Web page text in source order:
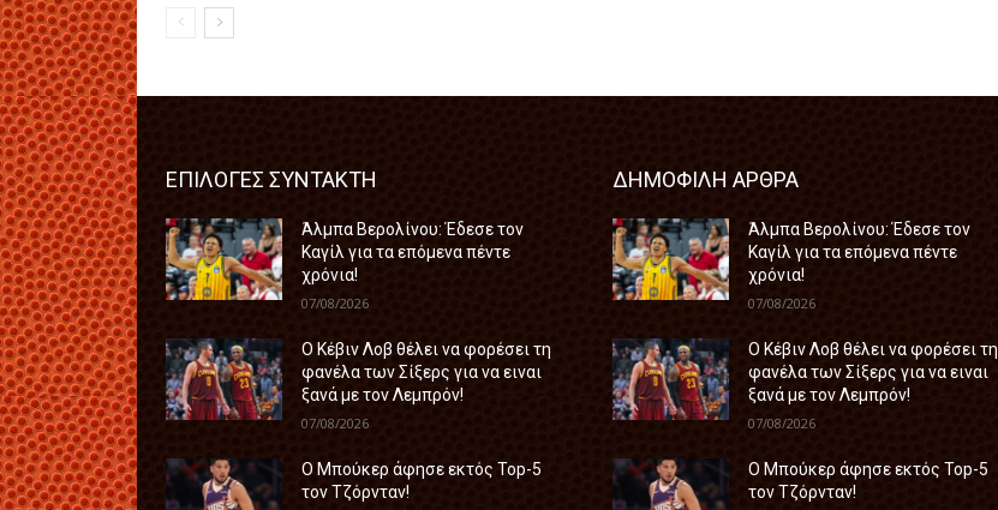
ΕΠΙΛΟΓΕΣ ΣΥΝΤΑΚΤΗ
Άλμπα Βερολίνου: Έδεσε τον
Καγίλ για τα επόμενα πέντε
χρόνια!
07/08/2026
Ο Κέβιν Λοβ θέλει να φορέσει τη
φανέλα των Σίξερς για να ειναι
ξανά με τον Λεμπρόν!
07/08/2026
Ο Μπούκερ άφησε εκτός Top-5
τον Τζόρνταν!
ΔΗΜΟΦΙΛΗ ΑΡΘΡΑ
Άλμπα Βερολίνου: Έδεσε τον
Καγίλ για τα επόμενα πέντε
χρόνια!
07/08/2026
Ο Κέβιν Λοβ θέλει να φορέσει τη
φανέλα των Σίξερς για να ειναι
ξανά με τον Λεμπρόν!
07/08/2026
Ο Μπούκερ άφησε εκτός Top-5
τον Τζόρνταν!